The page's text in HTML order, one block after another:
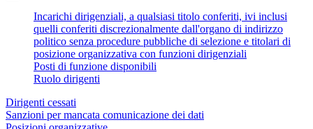
Incarichi dirigenziali, a qualsiasi titolo conferiti, ivi inclusi
quelli conferiti discrezionalmente dall'organo di indirizzo
politico senza procedure pubbliche di selezione e titolari di
posizione organizzativa con funzioni dirigenziali
Posti di funzione disponibili
Ruolo dirigenti
Dirigenti cessati
Sanzioni per mancata comunicazione dei dati